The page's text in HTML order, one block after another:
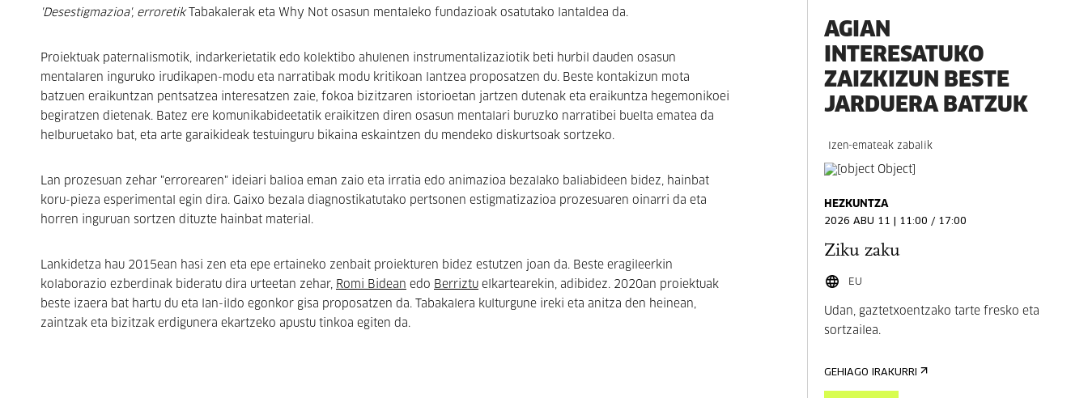
'Desestigmazioa', erroretik Tabakalerak eta Why Not osasun mentaleko fundazioak osatutako lantaldea da.
Proiektuak paternalismotik, indarkerietatik edo kolektibo ahulenen instrumentalizaziotik beti hurbil dauden osasun
mentalaren inguruko irudikapen-modu eta narratibak modu kritikoan lantzea proposatzen du. Beste kontakizun mota
batzuen eraikuntzan pentsatzea interesatzen zaie, fokoa bizitzaren istorioetan jartzen dutenak eta eraikuntza hegemonikoei
begiratzen dietenak. Batez ere komunikabideetatik eraikitzen diren osasun mentalari buruzko narratibei buelta ematea da
helburuetako bat, eta arte garaikideak testuinguru bikaina eskaintzen du mendeko diskurtsoak sortzeko.
Lan prozesuan zehar "errorearen" ideiari balioa eman zaio eta irratia edo animazioa bezalako baliabideen bidez, hainbat
koru-pieza esperimental egin dira. Gaixo bezala diagnostikatutako pertsonen estigmatizazioa prozesuaren oinarri da eta
horren inguruan sortzen dituzte hainbat material.
Lankidetza hau 2015ean hasi zen eta epe ertaineko zenbait proiekturen bidez estutzen joan da. Beste eragileerkin
kolaborazio ezberdinak bideratu dira urteetan zehar, Romi Bidean edo Berriztu elkartearekin, adibidez. 2020an proiektuak
beste izaera bat hartu du eta lan-ildo egonkor gisa proposatzen da. Tabakalera kulturgune ireki eta anitza den heinean,
zaintzak eta bizitzak erdigunera ekartzeko apustu tinkoa egiten da.
AGIAN
INTERESATUKO
ZAIZKIZUN BESTE
JARDUERA BATZUK
Izen-emateak zabalik
HEZKUNTZA
2026 ABU 11 | 11:00 / 17:00
Ziku zaku
EU
Udan, gaztetxoentzako tarte fresko eta
sortzailea.
GEHIAGO IRAKURRI